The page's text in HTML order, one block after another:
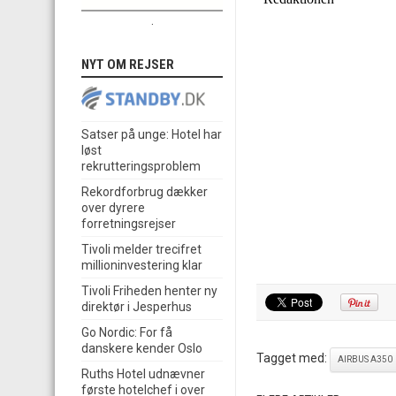
Tagget med: AIRBUS A350
NYT OM REJSER
Satser på unge: Hotel har
løst
rekrutteringsproblem
Rekordforbrug dækker
over dyrere
forretningsrejser
Tivoli melder trecifret
millioninvestering klar
Tivoli Friheden henter ny
direktør i Jesperhus
Go Nordic: For få
danskere kender Oslo
Ruths Hotel udnævner
første hotelchef i over